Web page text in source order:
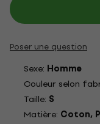
Poser une question
Sexe: Homme
Couleur selon
Taille: S
Matière: Coton,